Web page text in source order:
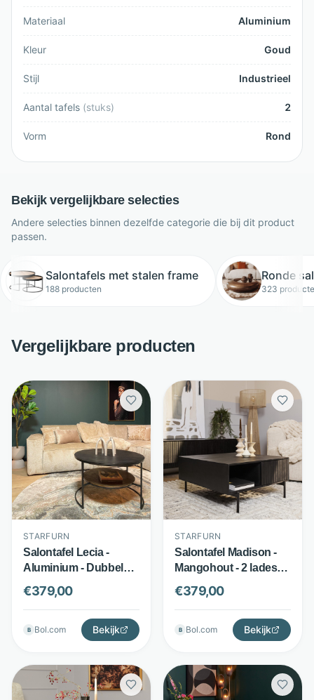
Materiaal Aluminium
Kleur Goud
Stijl Industrieel
Aantal tafels (stuks) 2
Vorm Rond
Bekijk vergelijkbare selecties
Andere selecties binnen dezelfde categorie die bij dit product
passen.
Salontafels met stalen frame
188 producten
Ronde
323
Vergelijkbare producten
STARFURN
Salontafel Lecia -
Aluminium - Dubbel
rond blad met ijzeren
frame - Brons -
Starfurn
€379,00
B Bol.com Bekijk
STARFURN
Salontafel Madison -
Mangohout - 2 lades
en open vak - Zwart -
Starfurn
€379,00
B Bol.com Bekijk